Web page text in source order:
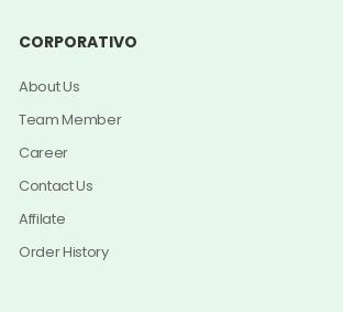
CORPORATIVO
About Us
Team Member
Career
Contact Us
Affilate
Order History